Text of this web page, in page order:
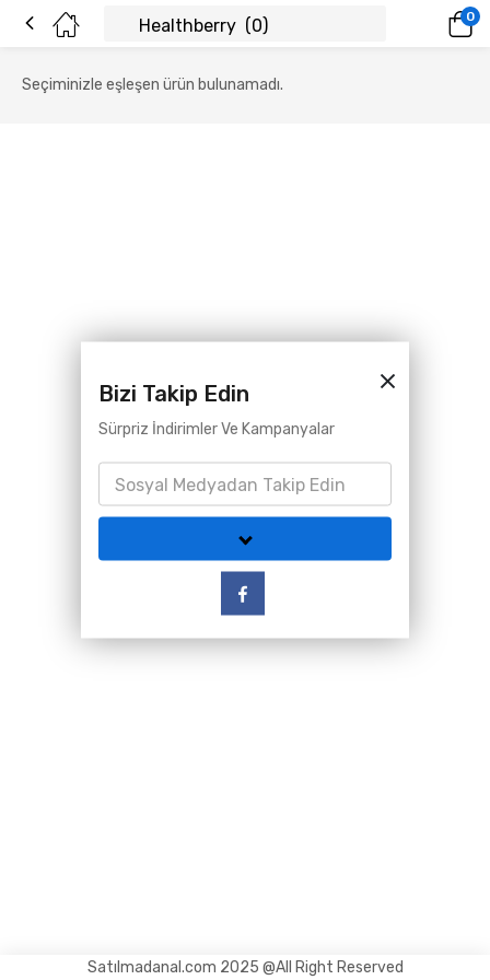
0
Satılmadanal.com 2025 @All Right Reserved
Seçiminizle eşleşen ürün bulunamadı.
Bizi Takip Edin
Sürpriz İndirimler Ve Kampanyalar